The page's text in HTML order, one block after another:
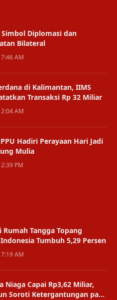
Diplomasi dan
Bilateral
AM
di Kalimantan, IIMS
Transaksi Rp 32 Miliar
AM
Hadiri Perayaan Hari Jadi
Mulia
PM
Rumah Tangga Topang
Tumbuh 5,29 Persen
AM
Niaga Capai Rp3,62 Miliar,
Soroti Ketergantungan pada